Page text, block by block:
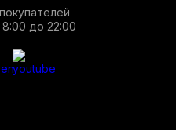
до 22:00